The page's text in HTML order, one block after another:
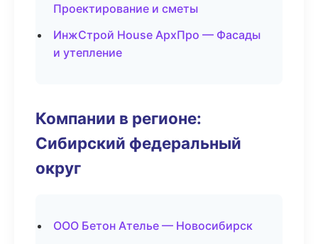
Проектирование и сметы
ИнжСтрой House АрхПро — Фасады
и утепление
Компании в регионе:
Сибирский федеральный
округ
ООО Бетон Ателье — Новосибирск